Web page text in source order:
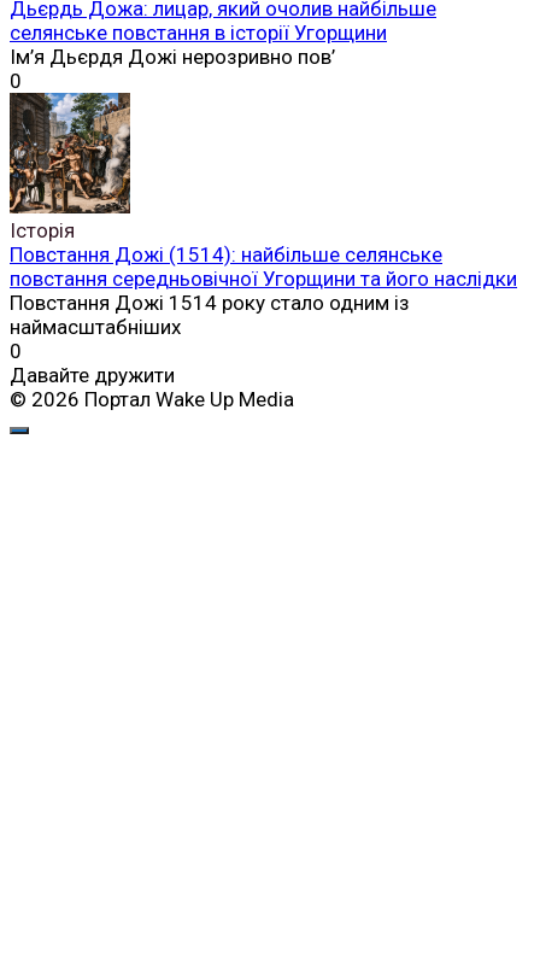
Дьєрдь Дожа: лицар, який очолив найбільше
селянське повстання в історії Угорщини
Ім’я Дьєрдя Дожі нерозривно пов’
0
Історія
Повстання Дожі (1514): найбільше селянське
повстання середньовічної Угорщини та його наслідки
Повстання Дожі 1514 року стало одним із
наймасштабніших
0
Давайте дружити
© 2026 Портал Wake Up Media